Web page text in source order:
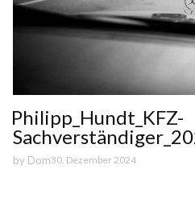
Philipp_Hundt_KFZ-
by Dom30. Dezember 2024